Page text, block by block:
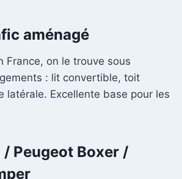
aménagé
France, on le trouve sous
: lit convertible, toit
latérale. Excellente base pour les
/ Peugeot Boxer /